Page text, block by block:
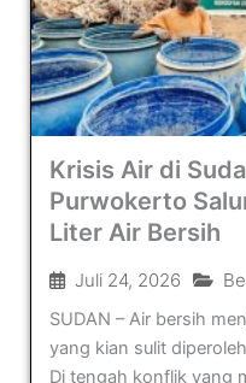
Krisis Air di
Purwokerto
Liter Air Bersih
Juli 24, 2026
SUDAN – Air bersih
yang kian sulit
Di tengah konflik yang